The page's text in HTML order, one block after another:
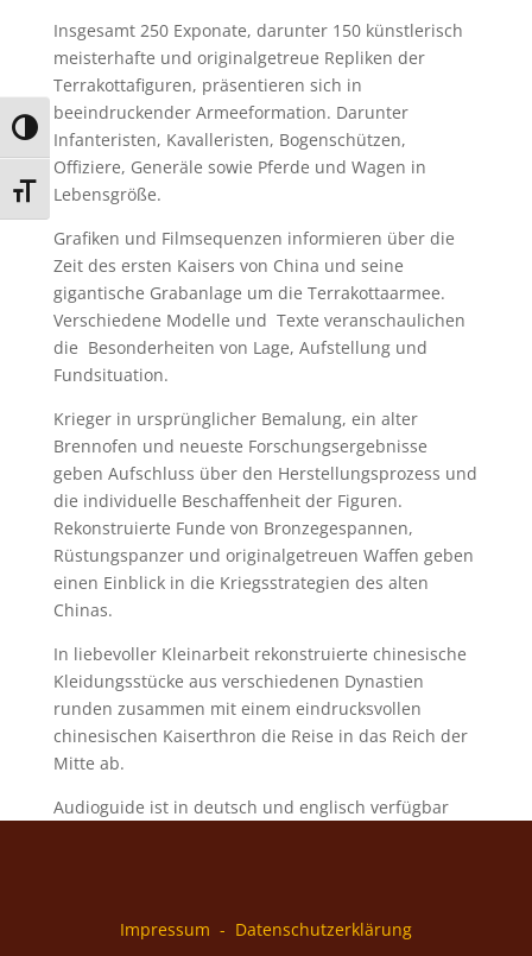
Umschalten auf hohe Kontraste
Schrift vergrößern
Insgesamt 250 Exponate, darunter 150 künstlerisch
meisterhafte und originalgetreue Repliken der
Terrakottafiguren, präsentieren sich in
beeindruckender Armeeformation. Darunter
Infanteristen, Kavalleristen, Bogenschützen,
Offiziere, Generäle sowie Pferde und Wagen in
Lebensgröße.
Grafiken und Filmsequenzen informieren über die
Zeit des ersten Kaisers von China und seine
gigantische Grabanlage um die Terrakottaarmee.
Verschiedene Modelle und Texte veranschaulichen
die Besonderheiten von Lage, Aufstellung und
Fundsituation.
Krieger in ursprünglicher Bemalung, ein alter
Brennofen und neueste Forschungsergebnisse
geben Aufschluss über den Herstellungsprozess und
die individuelle Beschaffenheit der Figuren.
Rekonstruierte Funde von Bronzegespannen,
Rüstungspanzer und originalgetreuen Waffen geben
einen Einblick in die Kriegsstrategien des alten
Chinas.
In liebevoller Kleinarbeit rekonstruierte chinesische
Kleidungsstücke aus verschiedenen Dynastien
runden zusammen mit einem eindrucksvollen
chinesischen Kaiserthron die Reise in das Reich der
Mitte ab.
Audioguide ist in deutsch und englisch verfügbar
Impressum - Datenschutzerklärung